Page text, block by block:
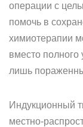
операции с
помочь в
химиотерапии
вместо полного
лишь
Индукционный
местно-